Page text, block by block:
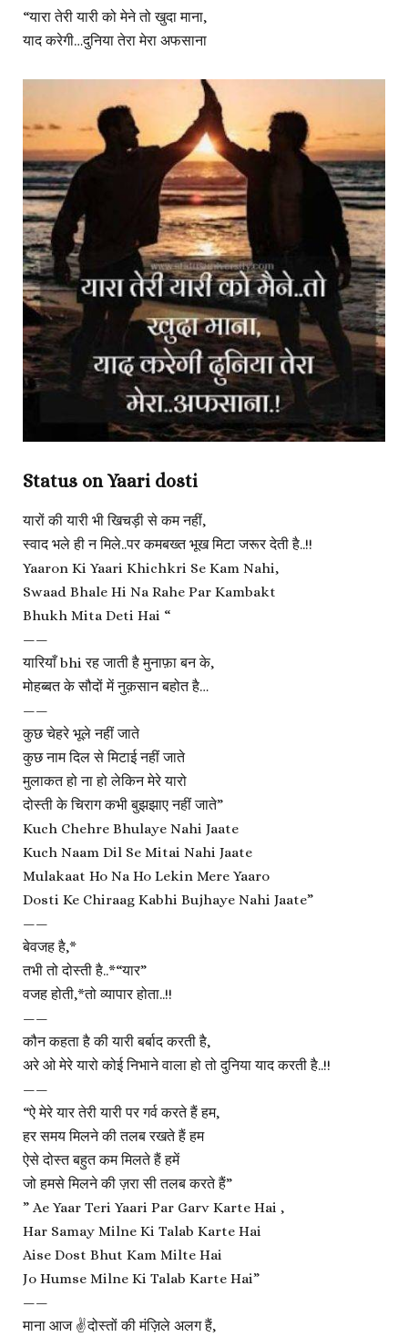
“यारा तेरी यारी को मेने तो खुदा माना,
याद करेगी…दुनिया तेरा मेरा अफसाना
Status on Yaari dosti
यारों की यारी भी खिचड़ी से कम नहीं,
स्वाद भले ही न मिले..पर कमबख्त भूख मिटा जरूर देती है..!!
Yaaron Ki Yaari Khichkri Se Kam Nahi,
Swaad Bhale Hi Na Rahe Par Kambakt
Bhukh Mita Deti Hai “
——
यारियाँ bhi रह जाती है मुनाफ़ा बन के,
मोहब्बत के सौदों में नुक़सान बहोत है…
——
कुछ चेहरे भूले नहीं जाते
कुछ नाम दिल से मिटाई नहीं जाते
मुलाकत हो ना हो लेकिन मेरे यारो
दोस्ती के चिराग कभी बुझझाए नहीं जाते”
Kuch Chehre Bhulaye Nahi Jaate
Kuch Naam Dil Se Mitai Nahi Jaate
Mulakaat Ho Na Ho Lekin Mere Yaaro
Dosti Ke Chiraag Kabhi Bujhaye Nahi Jaate”
——
बेवजह है,*
तभी तो दोस्ती है..*“यार”
वजह होती,*तो व्यापार होता..!!
——
कौन कहता है की यारी बर्बाद करती है,
अरे ओ मेरे यारो कोई निभाने वाला हो तो दुनिया याद करती है..!!
——
“ऐ मेरे यार तेरी यारी पर गर्व करते हैं हम,
हर समय मिलने की तलब रखते हैं हम
ऐसे दोस्त बहुत कम मिलते हैं हमें
जो हमसे मिलने की ज़रा सी तलब करते हैं”
” Ae Yaar Teri Yaari Par Garv Karte Hai ,
Har Samay Milne Ki Talab Karte Hai
Aise Dost Bhut Kam Milte Hai
Jo Humse Milne Ki Talab Karte Hai”
——
माना आज ✌️दोस्तों की मंज़िले अलग हैं,